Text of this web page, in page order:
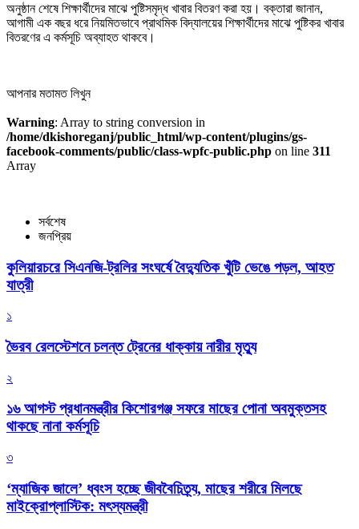
অনুষ্ঠান শেষে শিক্ষার্থীদের মাঝে পুষ্টিসমৃদ্ধ খাবার বিতরণ করা হয়। বক্তারা জানান,
আগামী এক বছর ধরে নিয়মিতভাবে প্রাথমিক বিদ্যালয়ের শিক্ষার্থীদের মাঝে পুষ্টিকর খাবার
বিতরণের এ কর্মসূচি অব্যাহত থাকবে।
আপনার মতামত লিখুন
Warning: Array to string conversion in
/home/dkishoreganj/public_html/wp-content/plugins/gs-
facebook-comments/public/class-wpfc-public.php on line 311
Array
সর্বশেষ
জনপ্রিয়
কুলিয়ারচরে সিএনজি-ট্রলির সংঘর্ষে বৈদ্যুতিক খুঁটি ভেঙে পড়ল, আহত
যাত্রী
১
ভৈরব রেলস্টেশনে চলন্ত ট্রেনের ধাক্কায় নারীর মৃত্যু
২
১৬ আগস্ট প্রধানমন্ত্রীর কিশোরগঞ্জ সফরে মাছের পোনা অবমুক্তসহ
থাকছে নানা কর্মসূচি
৩
‘ম্যাজিক জালে’ ধ্বংস হচ্ছে জীববৈচিত্র্য, মাছের শরীরে মিলছে
মাইক্রোপ্লাস্টিক: মৎস্যমন্ত্রী